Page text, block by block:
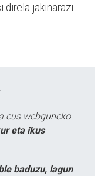
direla jakinarazi
webguneko
eta ikus
baduzu, lagun